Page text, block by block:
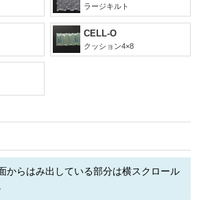
ラージキルト
CELL-O
クッション4×8
からはみ出している部分は横スクロール